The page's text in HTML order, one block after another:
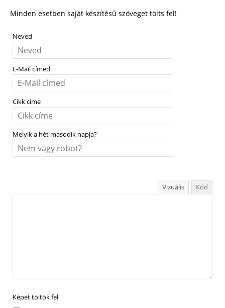
Minden esetben saját készítésű szöveget tölts fel!
Neved
E-Mail címed
Cikk címe
Melyik a hét második napja?
Vizuális Kód
Képet töltök fel